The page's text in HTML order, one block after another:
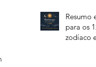
Resumo
para os
zodíaco